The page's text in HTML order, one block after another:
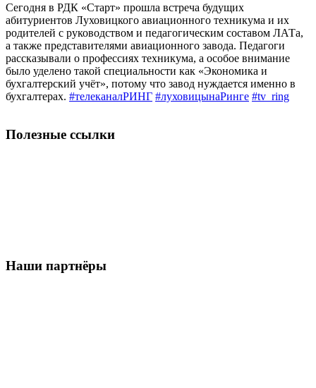
Сегодня в РДК «Старт» прошла встреча будущих
абитуриентов Луховицкого авиационного техникума и их
родителей с руководством и педагогическим составом ЛАТа,
а также представителями авиационного завода. Педагоги
рассказывали о профессиях техникума, а особое внимание
было уделено такой специальности как «Экономика и
бухгалтерский учёт», потому что завод нуждается именно в
бухгалтерах. #телеканалРИНГ #луховицынаРинге #tv_​ring
Полезные ссылки
Наши партнёры